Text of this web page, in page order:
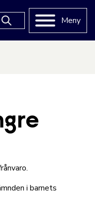
Meny
i barnets